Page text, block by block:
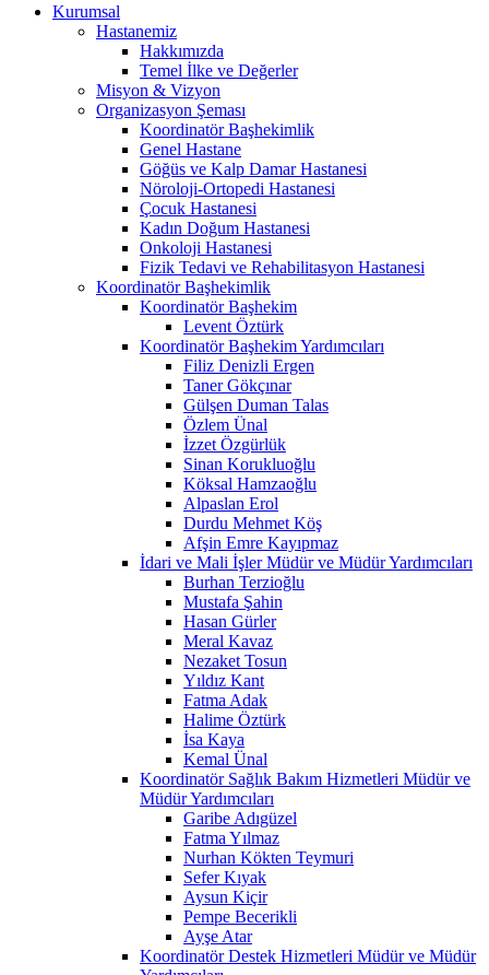
Kurumsal
Hastanemiz
Hakkımızda
Temel İlke ve Değerler
Misyon & Vizyon
Organizasyon Şeması
Koordinatör Başhekimlik
Genel Hastane
Göğüs ve Kalp Damar Hastanesi
Nöroloji-Ortopedi Hastanesi
Çocuk Hastanesi
Kadın Doğum Hastanesi
Onkoloji Hastanesi
Fizik Tedavi ve Rehabilitasyon Hastanesi
Koordinatör Başhekimlik
Koordinatör Başhekim
Levent Öztürk
Koordinatör Başhekim Yardımcıları
Filiz Denizli Ergen
Taner Gökçınar
Gülşen Duman Talas
Özlem Ünal
İzzet Özgürlük
Sinan Korukluoğlu
Köksal Hamzaoğlu
Alpaslan Erol
Durdu Mehmet Köş
Afşin Emre Kayıpmaz
İdari ve Mali İşler Müdür ve Müdür Yardımcıları
Burhan Terzioğlu
Mustafa Şahin
Hasan Gürler
Meral Kavaz
Nezaket Tosun
Yıldız Kant
Fatma Adak
Halime Öztürk
İsa Kaya
Kemal Ünal
Koordinatör Sağlık Bakım Hizmetleri Müdür ve
Müdür Yardımcıları
Garibe Adıgüzel
Fatma Yılmaz
Nurhan Kökten Teymuri
Sefer Kıyak
Aysun Kiçir
Pempe Becerikli
Ayşe Atar
Koordinatör Destek Hizmetleri Müdür ve Müdür